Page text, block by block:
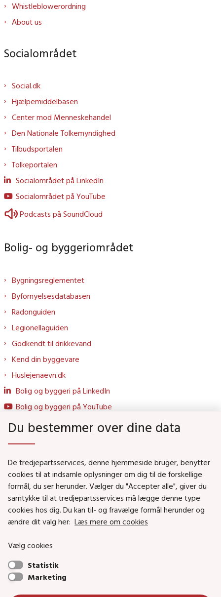
Whistleblowerordning
About us
Socialområdet
Social.dk
Hjælpemiddelbasen
Center mod Menneskehandel
Den Nationale Tolkemyndighed
Tilbudsportalen
Tolkeportalen
Socialområdet på LinkedIn
Socialområdet på YouTube
Podcasts på SoundCloud
Bolig- og byggeriområdet
Bygningsreglementet
Byfornyelsesdatabasen
Radonguiden
Legionellaguiden
Godkendt til drikkevand
Kend din byggevare
Huslejenaevn.dk
Bolig og byggeri på LinkedIn
Bolig og byggeri på YouTube
Social- og Boligministeriet
Job i Social- og Boligstyrelsen
Puljer og tilskud
Nyhedsbreve
Social- og Boligstyrelsens nyheder som RSS feed
Social- og Boligstyrelsen • Tlf.: 72 42 37 00 •
Du bestemmer over dine data
De tredjepartsservices, denne hjemmeside bruger, benytter
cookies til at indsamle oplysninger om dig til de forskellige
formål, du ser herunder. Vælger du "Accepter alle", giver du
samtykke til at tredjepartsservices må lægge denne type
cookies hos dig. Du kan til- og fravælge formål herunder og
ændre dit valg her: Læs mere om cookies
Vælg cookies
Statistik
Marketing